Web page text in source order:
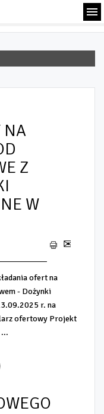
NA
Z
W
ofert na
- Dożynki
r. na
ofertowy Projekt